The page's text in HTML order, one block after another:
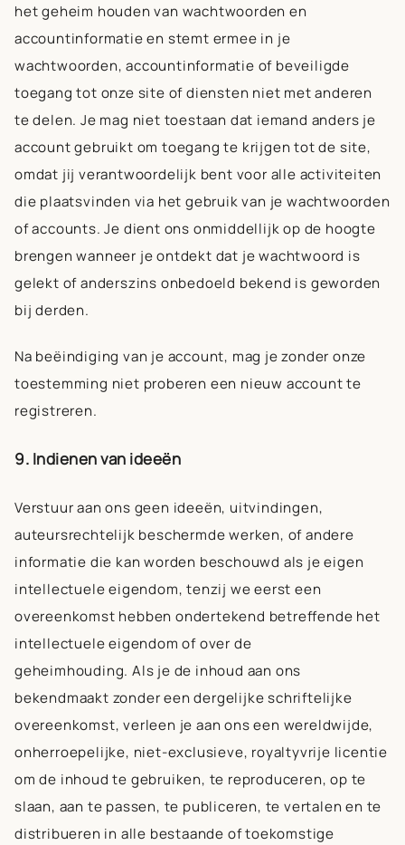
het geheim houden van wachtwoorden en
accountinformatie en stemt ermee in je
wachtwoorden, accountinformatie of beveiligde
toegang tot onze site of diensten niet met anderen
te delen. Je mag niet toestaan dat iemand anders je
account gebruikt om toegang te krijgen tot de site,
omdat jij verantwoordelijk bent voor alle activiteiten
die plaatsvinden via het gebruik van je wachtwoorden
of accounts. Je dient ons onmiddellijk op de hoogte
brengen wanneer je ontdekt dat je wachtwoord is
gelekt of anderszins onbedoeld bekend is geworden
bij derden.
Na beëindiging van je account, mag je zonder onze
toestemming niet proberen een nieuw account te
registreren.
9. Indienen van ideeën
Verstuur aan ons geen ideeën, uitvindingen,
auteursrechtelijk beschermde werken, of andere
informatie die kan worden beschouwd als je eigen
intellectuele eigendom, tenzij we eerst een
overeenkomst hebben ondertekend betreffende het
intellectuele eigendom of over de
geheimhouding. Als je de inhoud aan ons
bekendmaakt zonder een dergelijke schriftelijke
overeenkomst, verleen je aan ons een wereldwijde,
onherroepelijke, niet-exclusieve, royaltyvrije licentie
om de inhoud te gebruiken, te reproduceren, op te
slaan, aan te passen, te publiceren, te vertalen en te
distribueren in alle bestaande of toekomstige